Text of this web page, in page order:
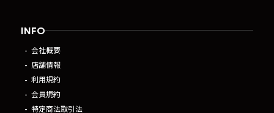
INFO
会社概要
店舗情報
利用規約
会員規約
特定商法取引法